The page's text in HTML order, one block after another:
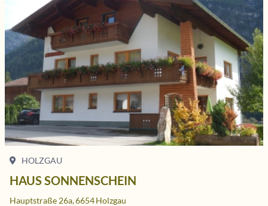
HOLZGAU
HAUS SONNENSCHEIN
Hauptstraße 26a,6654Holzgau